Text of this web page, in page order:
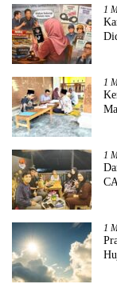
1
1
1
1